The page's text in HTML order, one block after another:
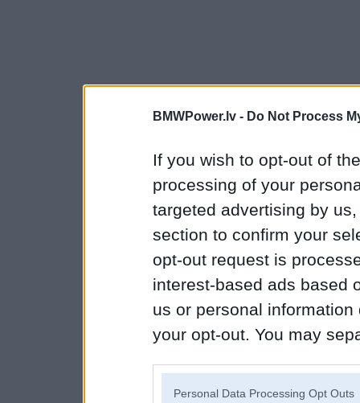
BMWPower.lv - Do Not Process
If you wish to opt-out of
processing of your
targeted advertising by
section to confirm your
opt-out request is
interest-based ads based
us or personal
your opt-out. You may
Personal Data Processing Opt Outs